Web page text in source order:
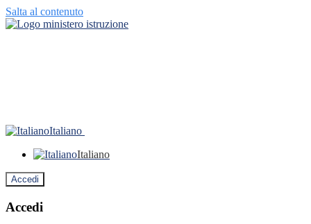
Salta al contenuto
Italiano
Italiano
Accedi
Accedi